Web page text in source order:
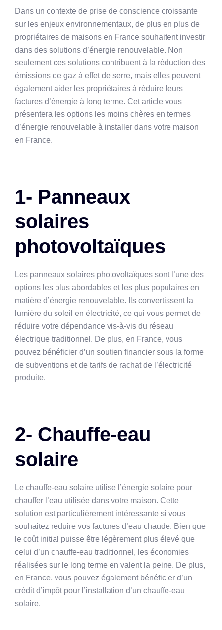
Dans un contexte de prise de conscience croissante
sur les enjeux environnementaux, de plus en plus de
propriétaires de maisons en France souhaitent investir
dans des solutions d’énergie renouvelable. Non
seulement ces solutions contribuent à la réduction des
émissions de gaz à effet de serre, mais elles peuvent
également aider les propriétaires à réduire leurs
factures d’énergie à long terme. Cet article vous
présentera les options les moins chères en termes
d’énergie renouvelable à installer dans votre maison
en France.
1- Panneaux
solaires
photovoltaïques
Les panneaux solaires photovoltaïques sont l’une des
options les plus abordables et les plus populaires en
matière d’énergie renouvelable. Ils convertissent la
lumière du soleil en électricité, ce qui vous permet de
réduire votre dépendance vis-à-vis du réseau
électrique traditionnel. De plus, en France, vous
pouvez bénéficier d’un soutien financier sous la forme
de subventions et de tarifs de rachat de l’électricité
produite.
2- Chauffe-eau
solaire
Le chauffe-eau solaire utilise l’énergie solaire pour
chauffer l’eau utilisée dans votre maison. Cette
solution est particulièrement intéressante si vous
souhaitez réduire vos factures d’eau chaude. Bien que
le coût initial puisse être légèrement plus élevé que
celui d’un chauffe-eau traditionnel, les économies
réalisées sur le long terme en valent la peine. De plus,
en France, vous pouvez également bénéficier d’un
crédit d’impôt pour l’installation d’un chauffe-eau
solaire.